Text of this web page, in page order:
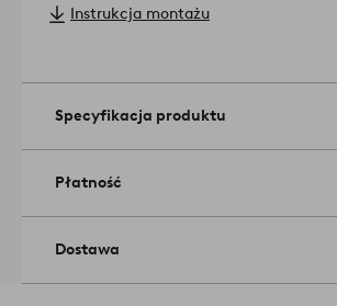
2 warstwy płyt akrylowych o grubości 5
Należy pamiętać, że maksymalna
montażu.Przecierać wilgotną szmatką.
Instrukcja montażu
Specyfikacja produktu
Płatność
Dostawa